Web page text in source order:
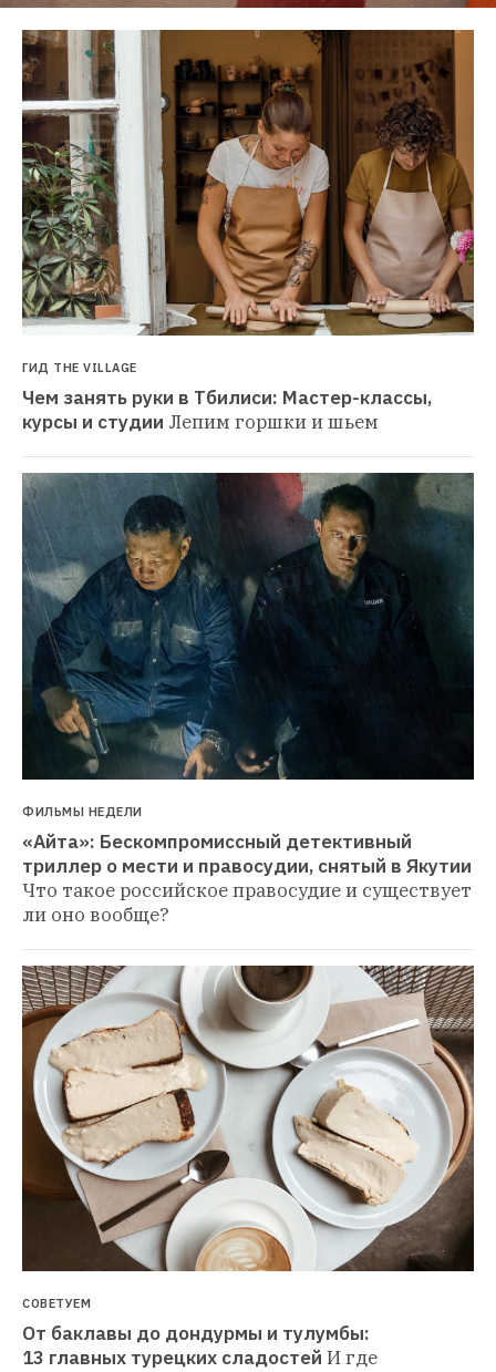
ГИД THE VILLAGE
Чем занять руки в Тбилиси: Мастер-классы,
курсы и студии Лепим горшки и шьем
ФИЛЬМЫ НЕДЕЛИ
«Айта»: Бескомпромиссный детективный
триллер о мести и правосудии, снятый в Якутии
Что такое российское правосудие и существует
ли оно вообще?
СОВЕТУЕМ
От баклавы до дондурмы и тулумбы:
13 главных турецких сладостей И где